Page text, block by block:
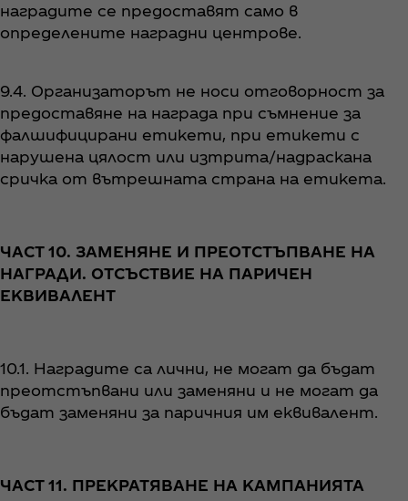
наградите се предоставят само в
определените наградни центрове.
9.4. Организаторът не носи отговорност за
предоставяне на награда при съмнение за
фалшифицирани етикети, при етикети с
нарушена цялост или изтрита/надраскана
сричка от вътрешната страна на етикета.
ЧАСТ 10. ЗАМЕНЯНЕ И ПРЕОТСТЪПВАНЕ НА
НАГРАДИ. ОТСЪСТВИЕ НА ПАРИЧЕН
ЕКВИВАЛЕНТ
10.1. Наградите са лични, не могат да бъдат
преотстъпвани или заменяни и не могат да
бъдат заменяни за паричния им еквивалент.
ЧАСТ 11. ПРЕКРАТЯВАНЕ НА КАМПАНИЯТА